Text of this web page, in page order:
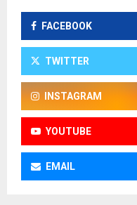
FACEBOOK
TWITTER
INSTAGRAM
YOUTUBE
EMAIL